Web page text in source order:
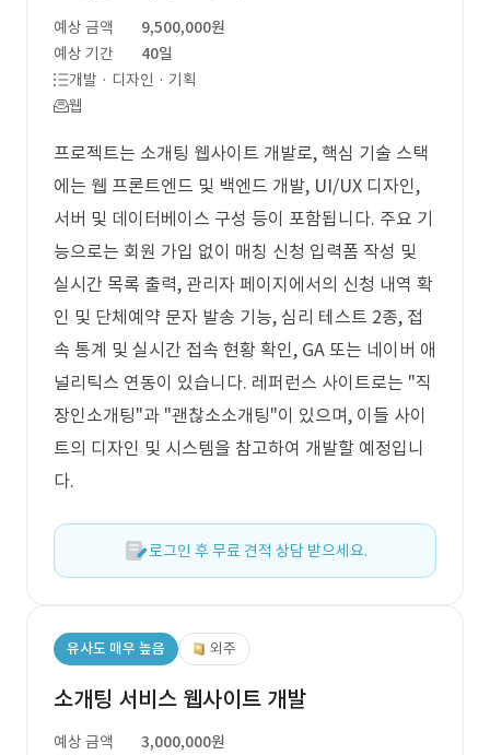
예상 금액
9,500,000원
예상 기간
40일
개발 · 디자인 · 기획
웹
프로젝트는 소개팅 웹사이트 개발로, 핵심 기술 스택
에는 웹 프론트엔드 및 백엔드 개발, UI/UX 디자인,
서버 및 데이터베이스 구성 등이 포함됩니다. 주요 기
능으로는 회원 가입 없이 매칭 신청 입력폼 작성 및
실시간 목록 출력, 관리자 페이지에서의 신청 내역 확
인 및 단체예약 문자 발송 기능, 심리 테스트 2종, 접
속 통계 및 실시간 접속 현황 확인, GA 또는 네이버 애
널리틱스 연동이 있습니다. 레퍼런스 사이트로는 "직
장인소개팅"과 "괜찮소소개팅"이 있으며, 이들 사이
트의 디자인 및 시스템을 참고하여 개발할 예정입니
다.
로그인 후 무료 견적 상담 받으세요.
유사도 매우 높음 외주
소개팅 서비스 웹사이트 개발
예상 금액
3,000,000원